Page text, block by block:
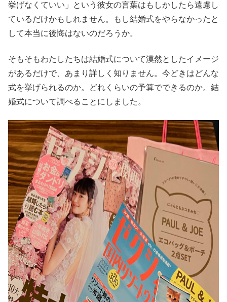
挙げなくていい」という彼女の言葉はもしかしたら遠慮し
ているだけかもしれません。もし結婚式をやらなかったと
して本当に後悔はないのだろうか。
そもそもわたしたちは結婚式について漠然としたイメージ
があるだけで、あまり詳しく知りません。今どきはどんな
式を挙げられるのか。どれくらいの予算でできるのか。結
婚式について調べることにしました。